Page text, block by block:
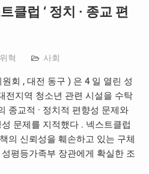
클럽 ‘ 정치 · 종교 편
혁 사회
회 , 대전 동구 )은 4일 열린 성
전지역 청소년 관련 시설을 수탁
종교적 · 정치적 편향성 문제와
문제를 지적했다 . 넥스트클럽
의 신뢰성을 훼손하고 있는 구체
평등가족부 장관에게 확실한 조